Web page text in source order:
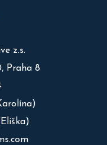
z.s.
Praha 8